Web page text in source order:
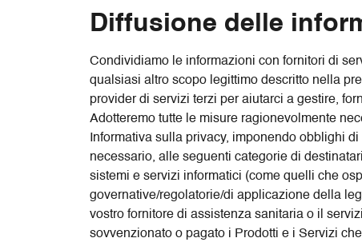
Diffusione delle
Condividiamo le informazioni con fornitori di
qualsiasi altro scopo legittimo descritto nella
provider di servizi terzi per aiutarci a gestire,
Adotteremo tutte le misure ragionevolmente
Informativa sulla privacy, imponendo obblighi
necessario, alle seguenti categorie di
sistemi e servizi informatici (come quelli che
governative/regolatorie/di applicazione della
vostro fornitore di assistenza sanitaria o il
sovvenzionato o pagato i Prodotti e i Servizi